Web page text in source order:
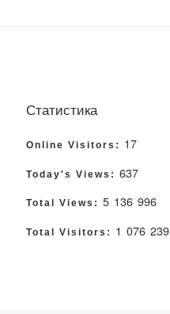
Статистика
Online Visitors: 17
Today's Views: 637
Total Views: 5 136 996
Total Visitors: 1 076 239